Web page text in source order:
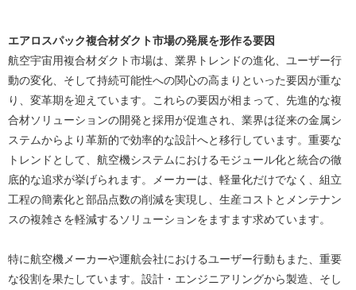
エアロスパック複合材ダクト市場の発展を形作る要因
航空宇宙用複合材ダクト市場は、業界トレンドの進化、ユーザー行
動の変化、そして持続可能性への関心の高まりといった要因が重な
り、変革期を迎えています。これらの要因が相まって、先進的な複
合材ソリューションの開発と採用が促進され、業界は従来の金属シ
ステムからより革新的で効率的な設計へと移行しています。重要な
トレンドとして、航空機システムにおけるモジュール化と統合の徹
底的な追求が挙げられます。メーカーは、軽量化だけでなく、組立
工程の簡素化と部品点数の削減を実現し、生産コストとメンテナン
スの複雑さを軽減するソリューションをますます求めています。
特に航空機メーカーや運航会社におけるユーザー行動もまた、重要
な役割を果たしています。設計・エンジニアリングから製造、そし